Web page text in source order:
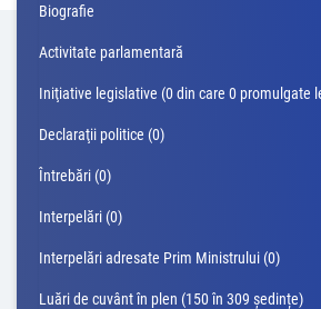
Biografie
Activitate parlamentară
Iniţiative legislative (0 din care 0 promulgate
Declaraţii politice (0)
Întrebări (0)
Interpelări (0)
Interpelări adresate Prim Ministrului (0)
Luări de cuvânt în plen (150 în 309 ședințe)